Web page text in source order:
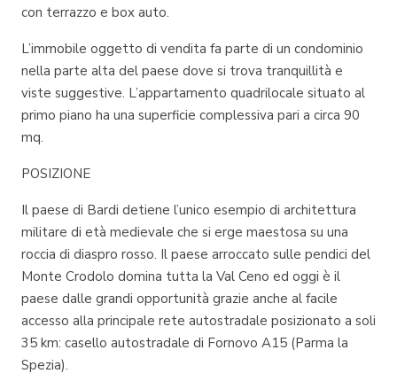
con terrazzo e box auto.
L’immobile oggetto di vendita fa parte di un condominio
nella parte alta del paese dove si trova tranquillità e
viste suggestive. L’appartamento quadrilocale situato al
primo piano ha una superficie complessiva pari a circa 90
mq.
POSIZIONE
Il paese di Bardi detiene l’unico esempio di architettura
militare di età medievale che si erge maestosa su una
roccia di diaspro rosso. Il paese arroccato sulle pendici del
Monte Crodolo domina tutta la Val Ceno ed oggi è il
paese dalle grandi opportunità grazie anche al facile
accesso alla principale rete autostradale posizionato a soli
35 km: casello autostradale di Fornovo A15 (Parma la
Spezia).